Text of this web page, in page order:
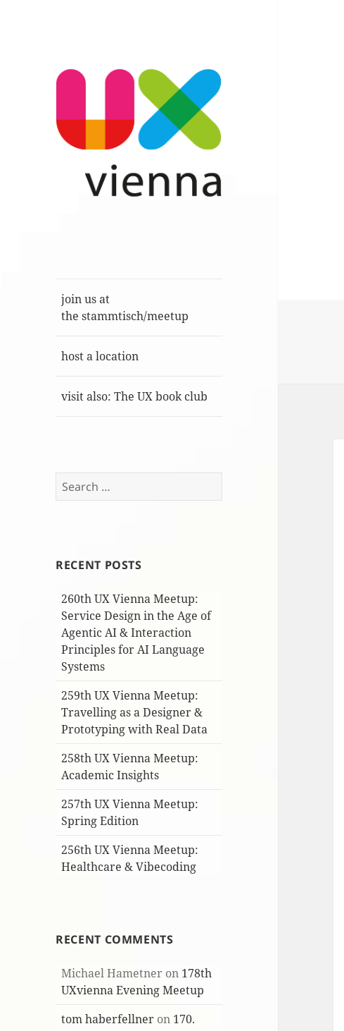
join us at
the stammtisch/meetup
host a location
visit also: The UX book club
Search
for:
RECENT POSTS
260th UX Vienna Meetup:
Service Design in the Age of
Agentic AI & Interaction
Principles for AI Language
Systems
259th UX Vienna Meetup:
Travelling as a Designer &
Prototyping with Real Data
258th UX Vienna Meetup:
Academic Insights
257th UX Vienna Meetup:
Spring Edition
256th UX Vienna Meetup:
Healthcare & Vibecoding
RECENT COMMENTS
Michael Hametner on 178th
UXvienna Evening Meetup
tom haberfellner on 170.